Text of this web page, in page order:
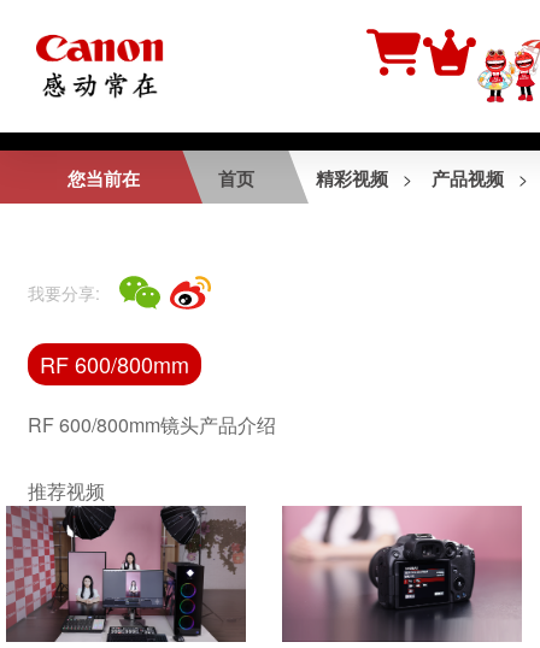
相关视频
EOS R50 V产品介
绍视频
絮
Add Pagination
您当前在 首页 精彩视频 > 产品视频 >
我要分享:
RF 600/800mm
RF 600/800mm镜头产品介绍
推荐视频